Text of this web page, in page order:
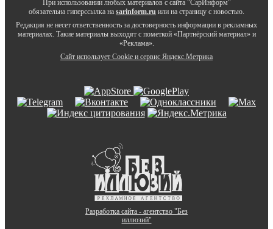
При использовании любых материалов с сайта "СарИнформ"
обязательна гиперссылка на sarinform.ru или на страницу с новостью.
Редакция не несет ответственность за достоверность информации в рекламных
материалах. Такие материалы выходят с пометкой «Партнёрский материал» и
«Реклама».
Сайт использует Cookie и сервиc Яндекс.Метрика
Разработка сайта - агентство "Без
иллюзий"